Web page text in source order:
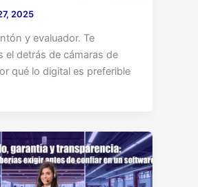
2025
y evaluador. Te
el detrás de cámaras de
qué lo digital es preferible